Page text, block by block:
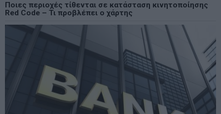
Ποιες περιοχές τίθενται σε κατάσταση κινητοποίησης
Red Code – Τι προβλέπει ο χάρτης